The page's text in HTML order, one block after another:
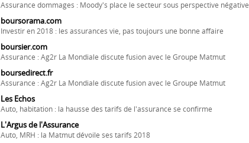
Assurance dommages : Moody's place le secteur sous perspective négative
boursorama.com
Investir en 2018 : les assurances vie, pas toujours une bonne affaire
boursier.com
Assurance : Ag2r La Mondiale discute fusion avec le Groupe Matmut
boursedirect.fr
Assurance : Ag2r La Mondiale discute fusion avec le Groupe Matmut
Les Echos
Auto, habitation : la hausse des tarifs de l'assurance se confirme
L'Argus de l'Assurance
Auto, MRH : la Matmut dévoile ses tarifs 2018